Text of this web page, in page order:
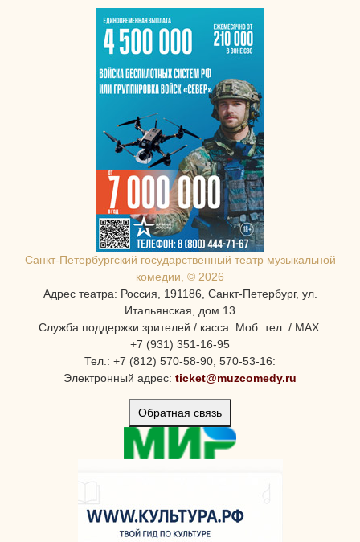
Санкт-Петербургcкий государственный театр музыкальной
комедии, © 2026
Адрес театра: Россия, 191186, Санкт-Петербург, ул.
Итальянская, дом 13
Служба поддержки зрителей / касса: Моб. тел. / MAX:
+7 (931) 351-16-95
Тел.: +7 (812) 570-58-90, 570-53-16:
Электронный адрес: ticket@muzcomedy.ru
Обратная связь